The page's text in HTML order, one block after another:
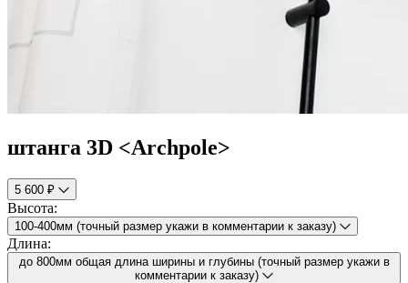
штанга 3D <Archpole>
5 600 ₽
Высота:
100-400мм (точный размер укажи в комментарии к заказу)
Длина:
до 800мм общая длина ширины и глубины (точный размер укажи в
комментарии к заказу)